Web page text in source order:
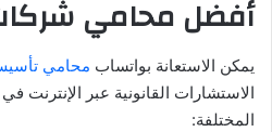
أفضل محامي
يمكن الاستعانة بواتساب محامي
الاستشارات القانونية عبر الإنترنت
المختلفة: